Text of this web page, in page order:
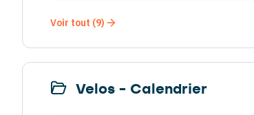
Voir tout (9)
Velos - Calendrier